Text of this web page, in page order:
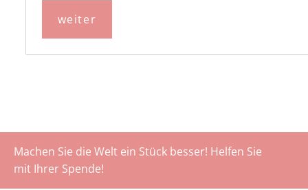
weiter
Machen Sie die Welt ein Stück besser! Helfen Sie
mit Ihrer Spende!